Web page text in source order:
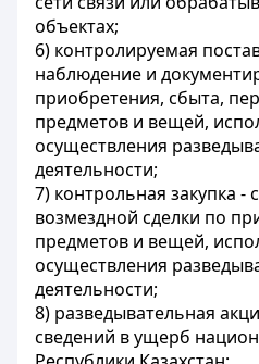
объектах;
6) контролируемая
наблюдение и
приобретения, сбыта,
предметов и вещей,
осуществления
деятельности;
7) контрольная закупка
возмездной сделки по
предметов и вещей,
осуществления
деятельности;
8) разведывательная
сведений в ущерб